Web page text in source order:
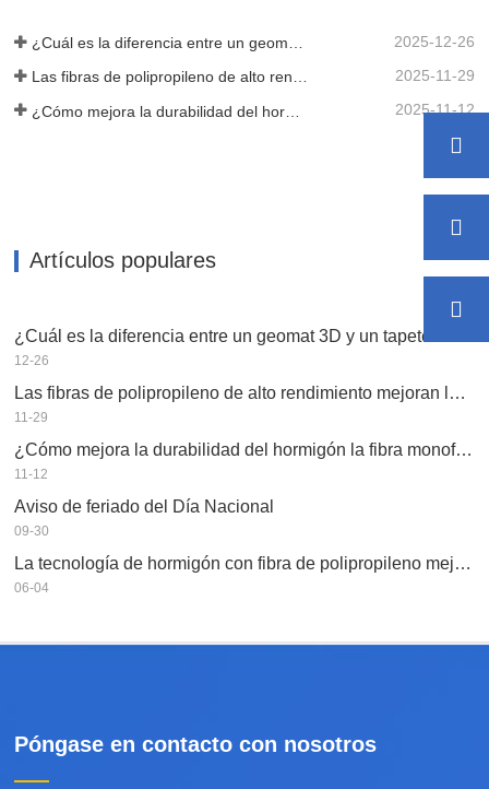
2025-12-26
Las fibras de polipropileno de alto rendimiento mejoran la durabilidad del hormigón. 2025-11-29
2025-11-12
Artículos populares
12-26
Las fibras de polipropileno de alto rendimiento mejoran la durabilidad del hormigón.
11-29
¿Cómo mejora la durabilidad del hormigón la fibra monofilamento?
11-12
Aviso de feriado del Día Nacional
09-30
La tecnología de hormigón con fibra de polipropileno mejora la durabilidad de las estructuras de construcción.
06-04
Póngase en contacto con nosotros